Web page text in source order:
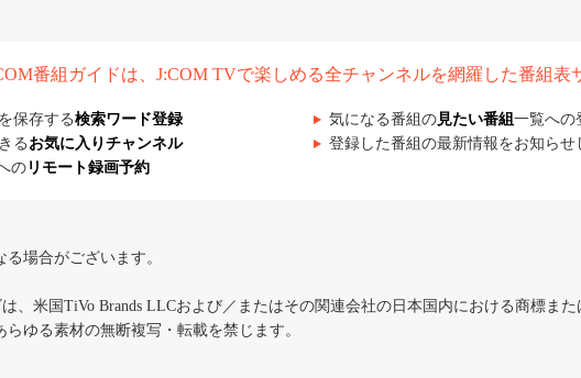
番組ガイドは、J:COM TVで楽しめる全チャンネルを網羅した番組表
保存する検索ワード登録 気になる番組の見たい番組 一覧への
る お気に入りチャンネル 登録した番組の最新情報をお知らせ
の リモート録画予約
場合がございます。
、米国TiVo Brands LLCおよび／またはその関連会社の日本国内における商標また
ゆる素材の無断複写・転載を禁じます。